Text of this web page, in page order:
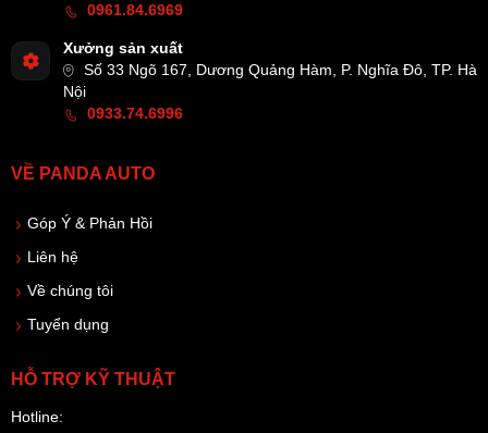
0961.84.6969
Xưởng sản xuất
Số 33 Ngõ 167, Dương Quảng Hàm, P. Nghĩa Đô, TP. Hà
Nội
0933.74.6996
VỀ PANDA AUTO
Góp Ý & Phản Hồi
Liên hệ
Về chúng tôi
Tuyển dụng
HỖ TRỢ KỸ THUẬT
Hotline: